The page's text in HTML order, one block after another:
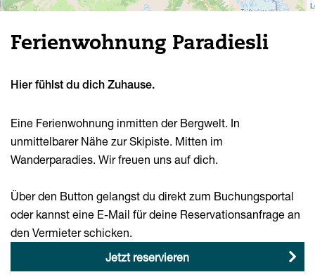
Ferienwohnung Paradiesli
Hier fühlst du dich Zuhause.
Eine Ferienwohnung inmitten der Bergwelt. In
unmittelbarer Nähe zur Skipiste. Mitten im
Wanderparadies. Wir freuen uns auf dich.
Über den Button gelangst du direkt zum Buchungsportal
oder kannst eine E-Mail für deine Reservationsanfrage an
den Vermieter schicken.
Jetzt reservieren